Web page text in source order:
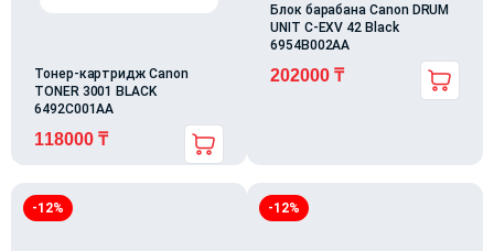
Тонер-картридж Canon
TONER 3001 BLACK
6492C001AA
118000 ₸
Блок барабана Canon DRUM
UNIT C-EXV 42 Black
6954B002AA
202000 ₸
-12% -12%